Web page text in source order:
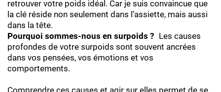
retrouver votre poids idéal. Car je suis convaincue que
la clé réside non seulement dans l’assiette, mais aussi
dans la tête.
Pourquoi sommes-nous en surpoids ? Les causes
profondes de votre surpoids sont souvent ancrées
dans vos pensées, vos émotions et vos
comportements.
Comprendre ces causes et agir sur elles permet de se